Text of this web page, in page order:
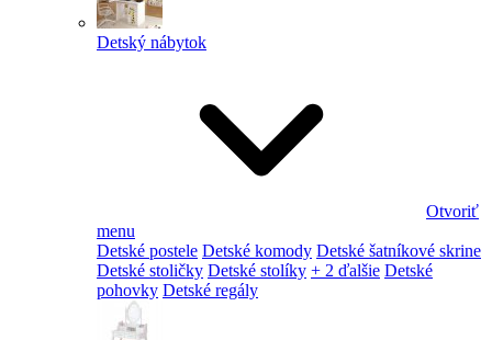
Detský nábytok
Otvoriť
menu
Detské postele Detské komody Detské šatníkové skrine
Detské stoličky Detské stolíky + 2 ďalšie Detské
pohovky Detské regály